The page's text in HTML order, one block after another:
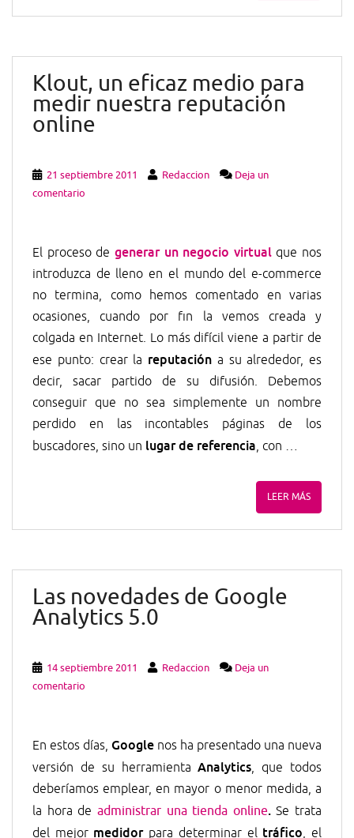
Klout, un eficaz medio para
medir nuestra reputación
online
21 septiembre 2011 Redaccion
Deja un
comentario
El proceso de generar un negocio virtualque nos
introduzca de lleno en el mundo del e-commerce
no termina, como hemos comentado en varias
ocasiones, cuando por fin la vemos creada y
colgada en Internet. Lo más difícil viene a partir de
ese punto: crear la reputación a su alrededor, es
decir, sacar partido de su difusión. Debemos
conseguir que no sea simplemente un nombre
perdido en las incontables páginas de los
buscadores, sino un lugar de referencia, con …
LEER MÁS
Las novedades de Google
Analytics 5.0
14 septiembre 2011 Redaccion
Deja un
comentario
En estos días, Google nos ha presentado una nueva
versión de su herramientaAnalytics, que todos
deberíamos emplear, en mayor o menor medida, a
la hora de administrar una tienda online.Se trata
del mejor medidor para determinar el tráfico, el